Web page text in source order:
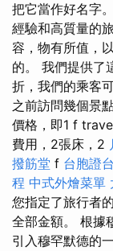
把它當作好名字
經驗和高質量的
容，物有所值，
的。 我們提供了
折，我們的乘客
之前訪問幾個景
價格，即1 f
費用，2張床，2
撥筋堂 f 台胞證
程 中式外燴菜單
您指定了旅行者
全部金額。 根據
引入穆罕默德的